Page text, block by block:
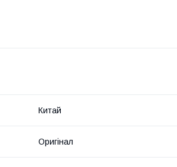
Китай
Оригінал